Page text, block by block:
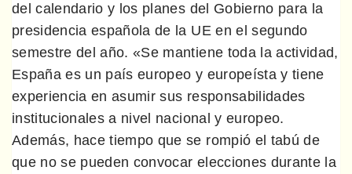
del calendario y los planes del Gobierno para la
presidencia española de la UE en el segundo
semestre del año. «Se mantiene toda la actividad,
España es un país europeo y europeísta y tiene
experiencia en asumir sus responsabilidades
institucionales a nivel nacional y europeo.
Además, hace tiempo que se rompió el tabú de
que no se pueden convocar elecciones durante la